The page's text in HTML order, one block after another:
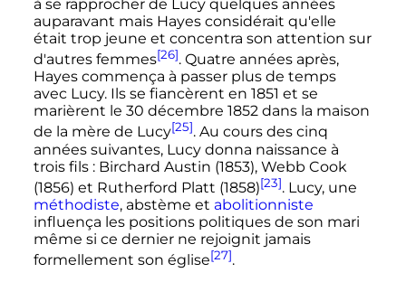
à se rapprocher de Lucy quelques années
auparavant mais Hayes considérait qu'elle
était trop jeune et concentra son attention sur
d'autres femmes[26]. Quatre années après,
Hayes commença à passer plus de temps
avec Lucy. Ils se fiancèrent en 1851 et se
marièrent le 30 décembre 1852dans la maison
de la mère de Lucy[25]. Au cours des cinq
années suivantes, Lucy donna naissance à
trois fils : Birchard Austin (1853), Webb Cook
(1856) et Rutherford Platt (1858)[23]. Lucy, une
méthodiste, abstème et abolitionniste
influença les positions politiques de son mari
même si ce dernier ne rejoignit jamais
formellement son église[27].